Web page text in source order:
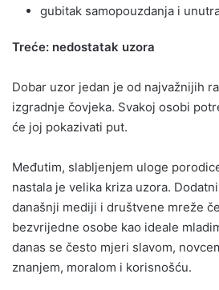
gubitak samopouzdanja i
Treće: nedostatak uzora
Dobar uzor jedan je od najvažnijih
izgradnje čovjeka. Svakoj osobi
će joj pokazivati put.
Međutim, slabljenjem uloge
nastala je velika kriza uzora.
današnji mediji i društvene mreže
bezvrijedne osobe kao ideale
danas se često mjeri slavom,
znanjem, moralom i korisnošću.